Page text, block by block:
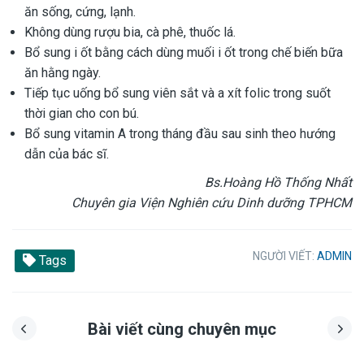
ăn sống, cứng, lạnh.
Không dùng rượu bia, cà phê, thuốc lá.
Bổ sung i ốt bằng cách dùng muối i ốt trong chế biến bữa
ăn hằng ngày.
Tiếp tục uống bổ sung viên sắt và a xít folic trong suốt
thời gian cho con bú.
Bổ sung vitamin A trong tháng đầu sau sinh theo hướng
dẫn của bác sĩ.
Bs.Hoàng Hồ Thống Nhất
Chuyên gia Viện Nghiên cứu Dinh dưỡng TPHCM
Tags NGƯỜI VIẾT: ADMIN
Bài viết cùng chuyên mục